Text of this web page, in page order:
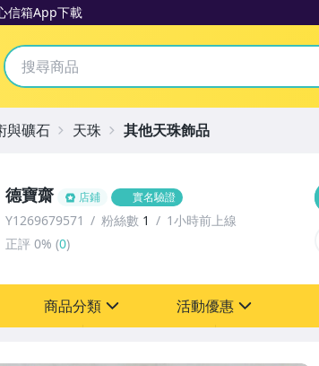
信箱App下載
Yahoo拍賣
德寶齋 店鋪 實名驗證
Y1269679571 粉絲數 1
1小時前上線
正評 0% (0)
商品分類 活動優惠
與礦石 天珠 其他天珠飾品